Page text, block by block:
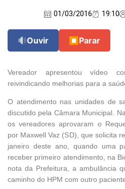
01/03/2016 19:10
Ouvir ⏹ Parar
Vereador apresentou vídeo
reivindicando melhorias para a
O atendimento nas unidades de
discutido pela Câmara Municipal.
os vereadores aprovaram o
por Maxwell Vaz (SD), que solicita
janeiro deste ano, quando uma
receber primeiro atendimento, na
nota da Prefeitura, a ambulância
caminho do HPM com outro